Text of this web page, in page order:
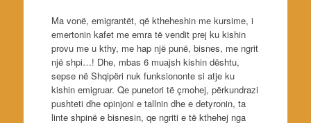
Ma vonë, emigrantët, që ktheheshin me kursime, i
emertonin kafet me emra të vendit prej ku kishin
provu me u kthy, me hap një punë, bisnes, me ngrit
një shpi…! Dhe, mbas 6 muajsh kishin dështu,
sepse në Shqipëri nuk funksiononte si atje ku
kishin emigruar. Qe punetori të çmohej, përkundrazi
pushteti dhe opinjoni e tallnin dhe e detyronin, ta
linte shpinë e bisnesin, qe ngriti e të kthehej nga